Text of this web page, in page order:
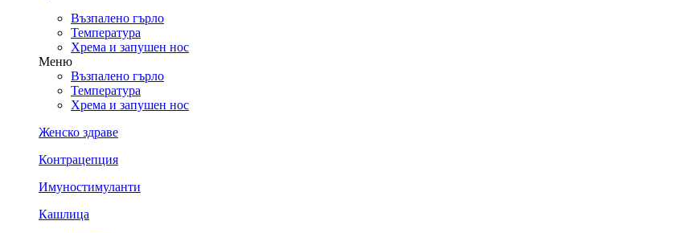
Възпалено гърло
Температура
Хрема и запушен нос
Меню
Възпалено гърло
Температура
Хрема и запушен нос
Женско здраве
Контрацепция
Имуностимуланти
Кашлица